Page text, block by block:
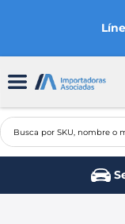
Busca por SKU,